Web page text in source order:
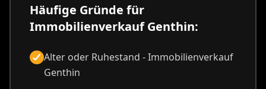
Häufige Gründe für
Immobilienverkauf Genthin:
Alter oder Ruhestand - Immobilienverkauf
Genthin